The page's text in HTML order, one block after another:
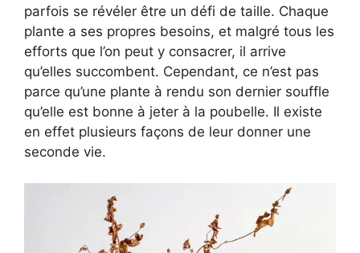
parfois se révéler être un défi de taille. Chaque
plante a ses propres besoins, et malgré tous les
efforts que l’on peut y consacrer, il arrive
qu’elles succombent. Cependant, ce n’est pas
parce qu’une plante à rendu son dernier souffle
qu’elle est bonne à jeter à la poubelle. Il existe
en effet plusieurs façons de leur donner une
seconde vie.